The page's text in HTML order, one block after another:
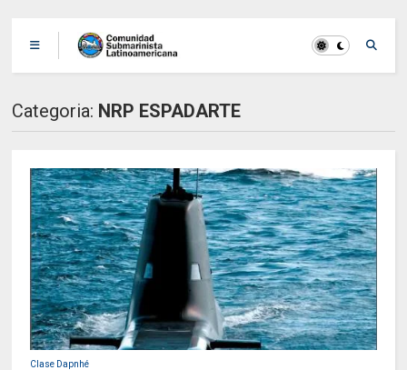
Categoria: NRP ESPADARTE
Clase Dapnhé